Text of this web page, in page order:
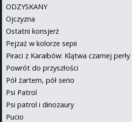
ODZYSKANY
Ojczyzna
Ostatni konsjerż
Pejzaż w kolorze sepii
Piraci z Karaibów: Klątwa czarnej perły
Powrót do przyszłości
Pół żartem, pół serio
Psi Patrol
Psi patrol i dinozaury
Pucio